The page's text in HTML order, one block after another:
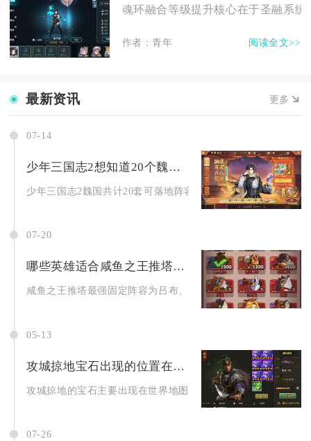
魂环融合等级提升核心在于圣融系
作者：青年 阅读全文>>
最新资讯 更多
07-14
少年三国志2想知道20个魏国阵容的选择吗
少年三国志2魏国共计20套可落地阵容，完整覆盖新手过渡、五
07-20
哪些英雄适合咸鱼之王推塔最强阵容2023
咸鱼之王推塔最强固定阵容为吕布、公孙瓒、郭嘉、贾诩、诸
05-13
攻城掠地宝石出现的位置在哪里
攻城掠地的宝石主要出现在世界地图、主城功能建筑、各类副
07-26